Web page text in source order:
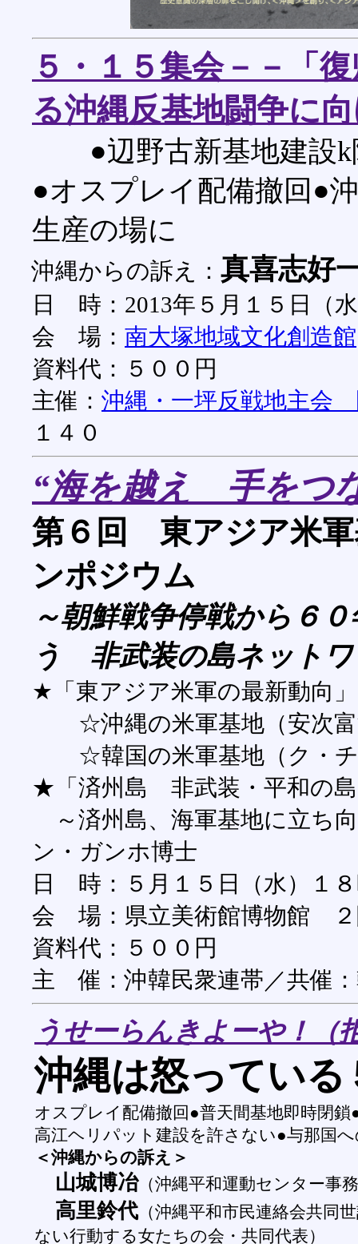
５・１５集会－－「
る沖縄反基地闘争に
●辺野古新基地建設k
●オスプレイ配備撤回●
生産の場に
沖縄からの訴え： 真喜志好
日 時：2013年５月１５日（
会 場： 南大塚地域文化創造館
資料代：５００円
主催： 沖縄・一坪反戦地主会
１４０
“海を越え 手をつ
第６回 東アジア米
ンポジウム
～朝鮮戦争停戦から６
う 非武装の島ネットワ
★「東アジア米軍の最新動向
☆沖縄の米軍基地（安次富
☆韓国の米軍基地（ク・チ
★「済州島 非武装・平和の
～済州島、海軍基地に立ち
ン・ガンホ博士
日 時：５月１５日（水）１
会 場：県立美術館博物館 ２
資料代：５００円
主 催：沖韓民衆連帯／共催
うせーらんきよーや！（
沖縄は怒っている
オスプレイ配備撤回●普天間基地即時閉
高江ヘリパット建設を許さない●与那国
＜沖縄からの訴え＞
山城博冶（沖縄平和運動センター事
高里鈴代 （沖縄平和市民連絡会共同
ない行動する女たちの会・共同代表）